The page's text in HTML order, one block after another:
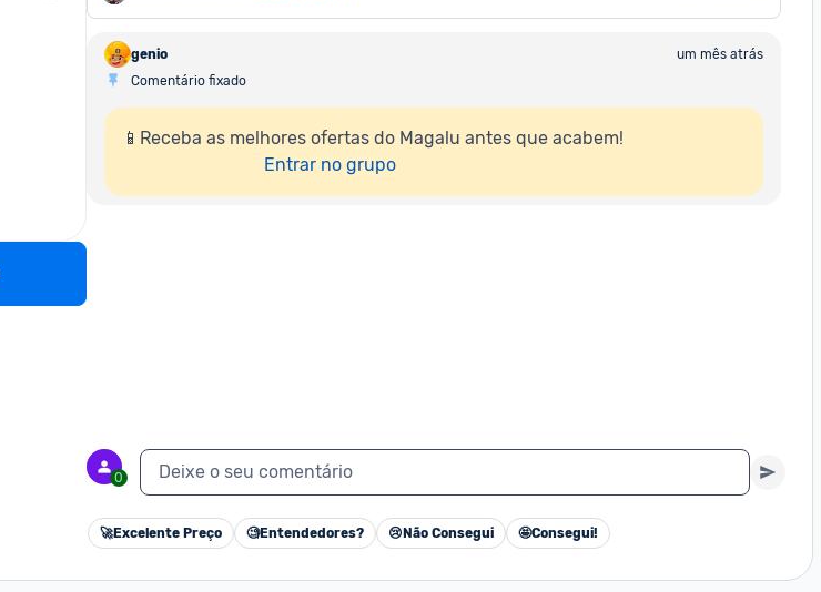
genio
um mês atrás
Comentário fixado
📱Receba as melhores ofertas do Magalu antes que acabem!
Entrar no grupo
0 Deixe o seu comentário
🚀Excelente Preço 🧐Entendedores? 😢 Não Consegui 🤩Consegui!